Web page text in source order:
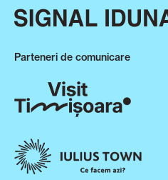
Parteneri de comunicare